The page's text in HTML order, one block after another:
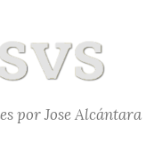
por Jose Alcántara